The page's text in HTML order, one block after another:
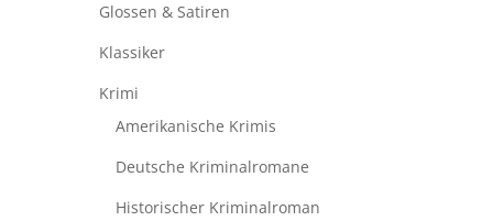
Glossen & Satiren
Klassiker
Krimi
Amerikanische Krimis
Deutsche Kriminalromane
Historischer Kriminalroman